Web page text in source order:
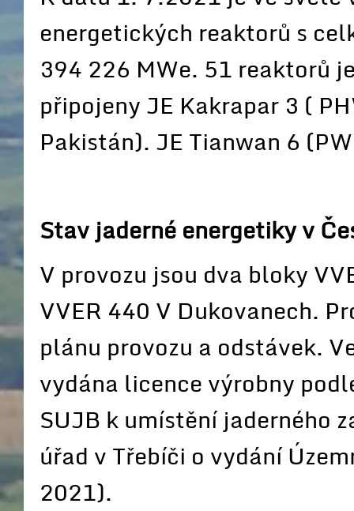
energetických reaktorů s
394 226 MWe. 51 reaktorů
připojeny JE Kakrapar 3 (
Pakistán). JE Tianwan 6
Stav jaderné energetiky v
V provozu jsou dva bloky
VVER 440 V Dukovanech.
plánu provozu a odstávek.
vydána licence výrobny
SUJB k umístění jaderného
úřad v Třebíči o vydání
2021).